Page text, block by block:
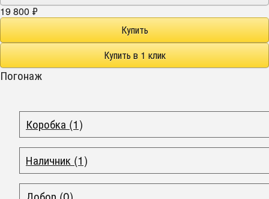
19 800 ₽
Погонаж
Коробка (1)
Наличник (1)
Добор (0)